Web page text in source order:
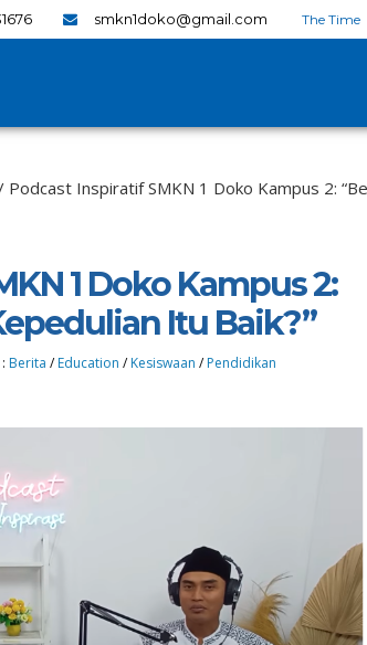
smkn1doko@gmail.com
Podcast Inspiratif SMKN 1 Doko Kampus 2:
1 Doko Kampus 2:
Itu Baik?”
Berita /Education /Kesiswaan /Pendidikan